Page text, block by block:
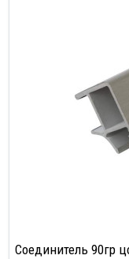
Соединитель 90гр